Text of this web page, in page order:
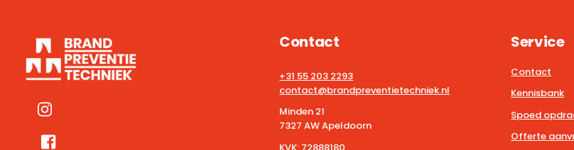
Contact
+31 55 203 2293
contact@brandpreventietechniek.nl
Minden 21
7327 AW Apeldoorn
KVK: 72888180
Service
Contact
Kennisbank
Spoed
Offerte